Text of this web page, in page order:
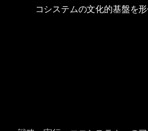
コシステムの文化的基盤を